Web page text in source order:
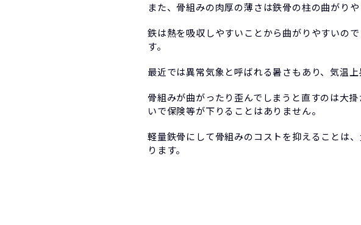
また、骨組みの肉厚の薄さは鉄骨の柱の曲がりや
鉄は熱を吸収しやすいことから曲がりやすいの
す。
最近では異常気象と呼ばれる暑さもあり、気温
骨組みが曲がったり歪んでしまうと直すのは大
いで保険等が下りることはありません。
軽量鉄骨にして骨組みのコストを抑えることは
ります。